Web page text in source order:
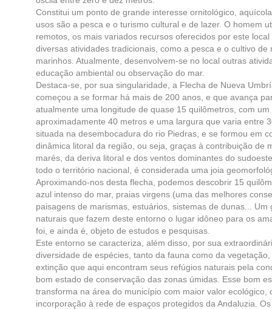
Constitui um ponto de grande interesse ornitológico,
usos são a pesca e o turismo cultural e de lazer. O homem
remotos, os mais variados recursos oferecidos por este
diversas atividades tradicionais, como a pesca e o cultivo
marinhos. Atualmente, desenvolvem-se no local outras
educação ambiental ou observação do mar.
Destaca-se, por sua singularidade, a Flecha de Nueva
começou a se formar há mais de 200 anos, e que avança
atualmente uma longitude de quase 15 quilômetros, com
aproximadamente 40 metros e uma largura que varia entre
situada na desembocadura do rio Piedras, e se formou em
dinâmica litoral da região, ou seja, graças à contribuição de
marés, da deriva litoral e dos ventos dominantes do
todo o território nacional, é considerada uma joia
Aproximando-nos desta flecha, podemos descobrir 15
azul intenso do mar, praias virgens (uma das melhores
paisagens de marismas, estuários, sistemas de dunas...
naturais que fazem deste entorno o lugar idôneo para os
foi, e ainda é, objeto de estudos e pesquisas.
Este entorno se caracteriza, além disso, por sua
diversidade de espécies, tanto da fauna como da
extinção que aqui encontram seus refúgios naturais pela
bom estado de conservação das zonas úmidas. Esse bom
transforma na área do município com maior valor ecológico,
incorporação à rede de espaços protegidos da Andaluzia.